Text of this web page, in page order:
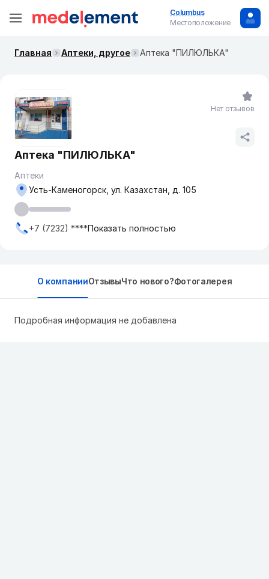
Columbus
Местоположение
Главная Аптеки, другое Аптека "ПИЛЮЛЬКА"
Аптека "ПИЛЮЛЬКА"
Аптеки
Усть-Каменогорск, ул. Казахстан, д. 105
+7 (7232) ****Показать полностью
Нет отзывов
О компанииОтзывыЧто нового?Фотогалерея
Подробная информация не добавлена